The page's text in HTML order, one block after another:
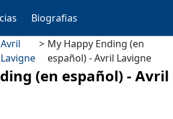
Biografias
Avril
Lavigne
My Happy Ending (en
español) - Avril Lavigne
(en español) - Avril